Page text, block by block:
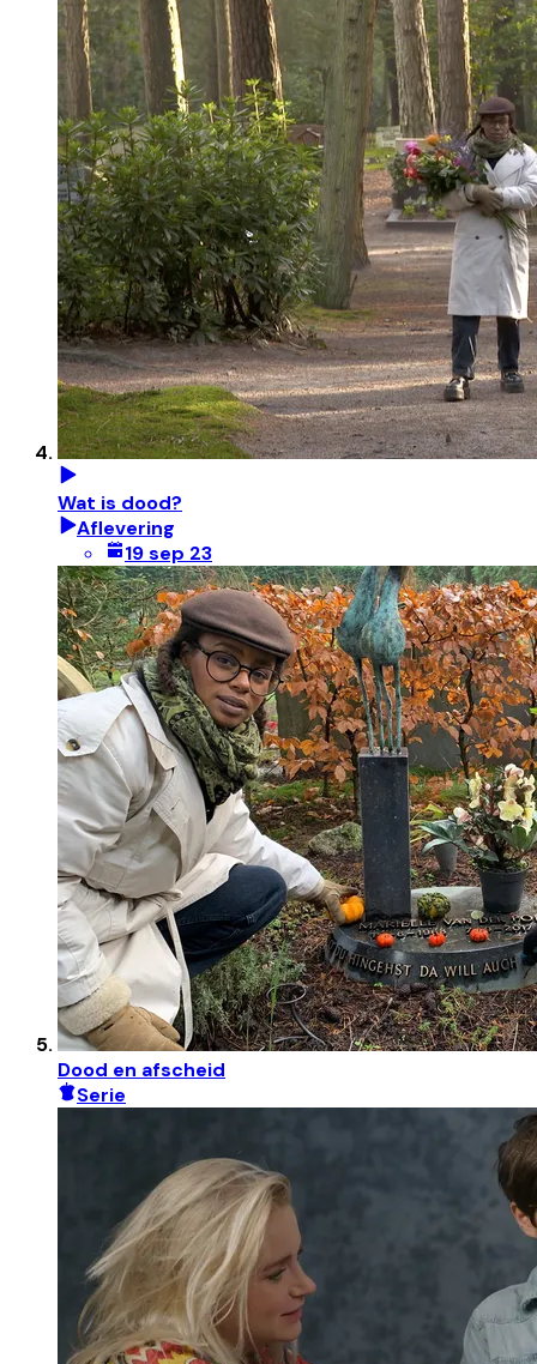
Wat is dood?
Aflevering
19 sep 23
Dood en afscheid
Serie